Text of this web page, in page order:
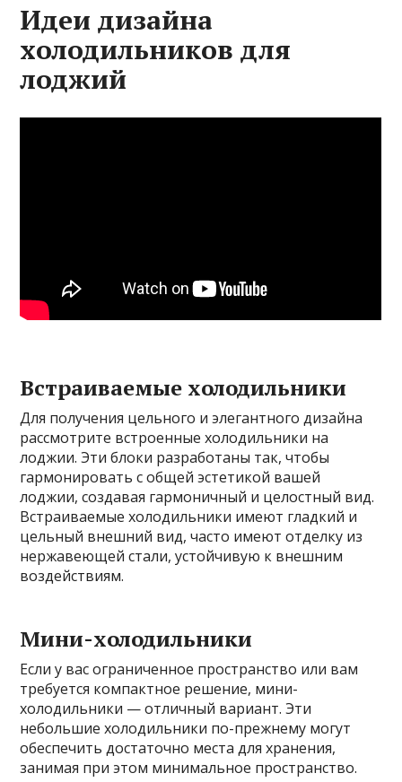
Идеи дизайна
холодильников для
лоджий
Встраиваемые холодильники
Для получения цельного и элегантного дизайна
рассмотрите встроенные холодильники на
лоджии. Эти блоки разработаны так, чтобы
гармонировать с общей эстетикой вашей
лоджии, создавая гармоничный и целостный вид.
Встраиваемые холодильники имеют гладкий и
цельный внешний вид, часто имеют отделку из
нержавеющей стали, устойчивую к внешним
воздействиям.
Мини-холодильники
Если у вас ограниченное пространство или вам
требуется компактное решение, мини-
холодильники — отличный вариант. Эти
небольшие холодильники по-прежнему могут
обеспечить достаточно места для хранения,
занимая при этом минимальное пространство.